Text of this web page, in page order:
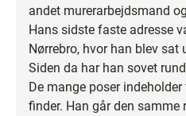
andet murerarbejdsmand
Hans sidste faste adresse
Nørrebro, hvor han blev sat
Siden da har han sovet
De mange poser
finder. Han går den samme